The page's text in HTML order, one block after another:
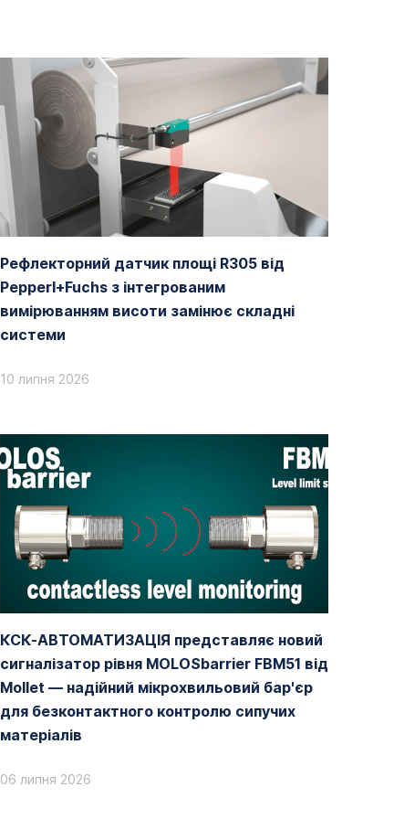
Рефлекторний датчик площі R305 від
Pepperl+Fuchs з інтегрованим
вимірюванням висоти замінює складні
системи
10 липня 2026
КСК-АВТОМАТИЗАЦІЯ представляє новий
сигналізатор рівня MOLOSbarrier FBM51 від
Mollet — надійний мікрохвильовий бар'єр
для безконтактного контролю сипучих
матеріалів
06 липня 2026